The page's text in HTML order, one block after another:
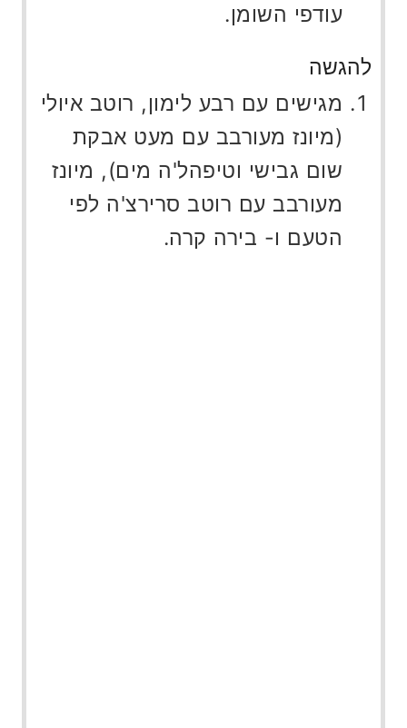
עודפי השומן.
להגשה
מגישים עם רבע לימון, רוטב איולי
(מיונז מעורבב עם מעט אבקת
שום גבישי וטיפהל'ה מים), מיונז
מעורבב עם רוטב סרירצ'ה לפי
הטעם ו- בירה קרה.